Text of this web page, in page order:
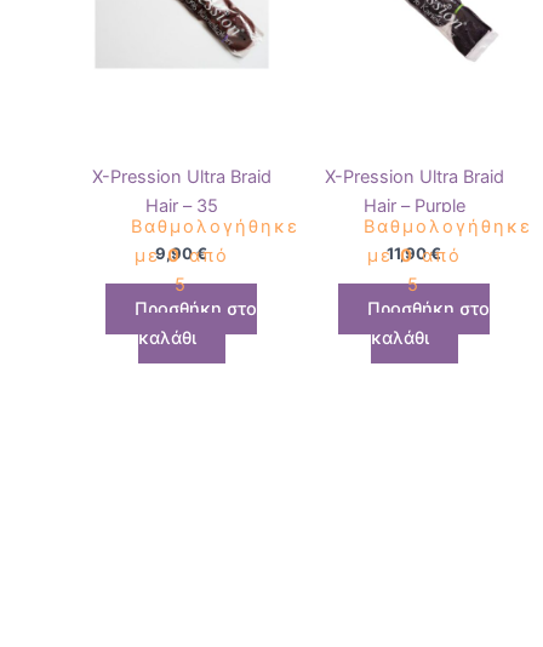
X-Pression Ultra Braid
Hair – 35
Βαθμολογήθηκε
με0από
5
9,90€
Προσθήκη στο
καλάθι
X-Pression Ultra Braid
Hair – Purple
Βαθμολογήθηκε
με0από
5
11,90€
Προσθήκη στο
καλάθι